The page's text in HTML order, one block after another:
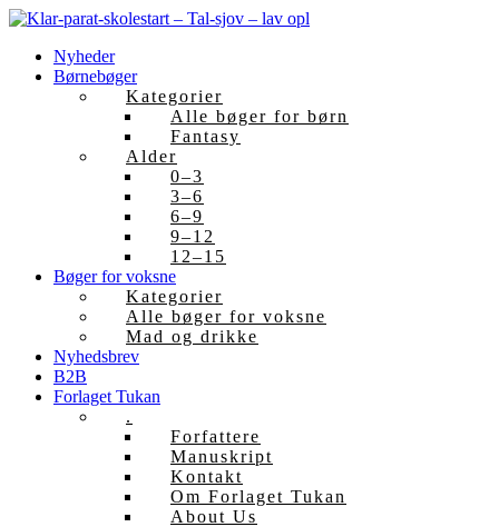
Skip
contentNyheder
Børnebøger
Kategorier
Alle bøger for børn
Fantasy
Alder
0–3
3–6
6–9
9–12
12–15
Bøger for voksne
Kategorier
Alle bøger for voksne
Mad og drikke
Nyhedsbrev
B2B
Forlaget Tukan
.
Forfattere
Manuskript
Kontakt
Om Forlaget Tukan
About Us